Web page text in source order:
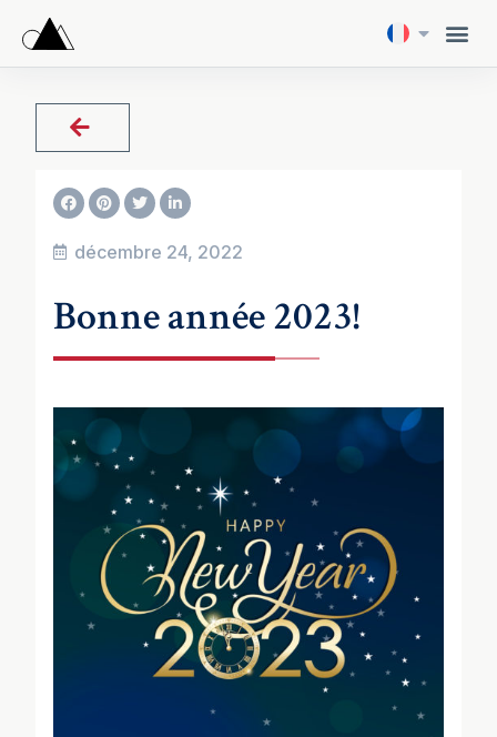
décembre 24, 2022
Bonne année 2023!